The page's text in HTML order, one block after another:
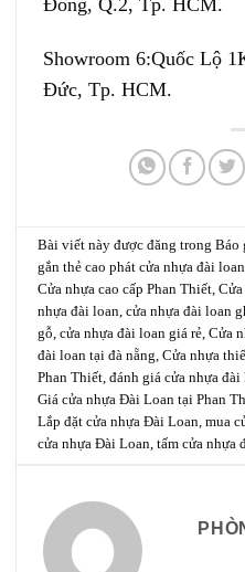
Đông, Q.2, Tp. HCM.
Showroom 6:Quốc Lộ
Đức, Tp. HCM.
Bài viết này được đăng trongBáo
gắn thẻcao phát cửa nhựa đài loan
Cửa nhựa cao cấp Phan Thiết,
nhựa đài loan,cửa nhựa đài loan
gỗ,cửa nhựa đài loan giá rẻ,Cửa
đài loan tại đà nẵng,Cửa nhựa
Phan Thiết,đánh giá cửa nhựa đài
Giá cửa nhựa Đài Loan tại Phan
Lắp đặt cửa nhựa Đài Loan,mua
cửa nhựa Đài Loan,tấm cửa nhựa